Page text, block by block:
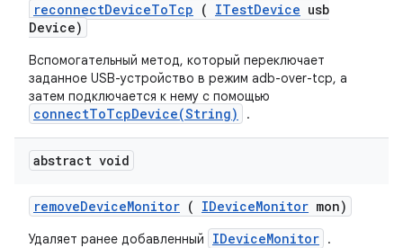
reconnectDeviceToTcp ( ITestDevice usb
Device)
Вспомогательный метод, который переключает
заданное USB-устройство в режим adb-over-tcp, а
затем подключается к нему с помощью
connectToTcpDevice(String) .
abstract void
removeDeviceMonitor ( IDeviceMonitor mon)
Удаляет ранее добавленный IDeviceMonitor .